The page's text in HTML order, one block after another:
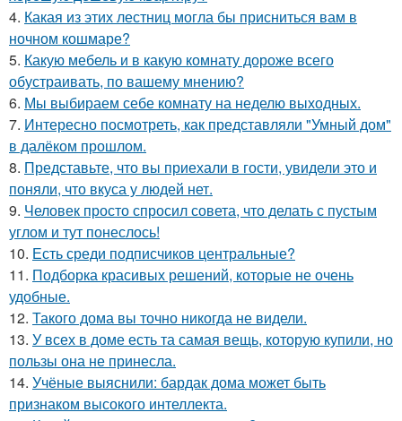
4. Какая из этих лестниц могла бы присниться вам в
ночном кошмаре?
5. Какую мебель и в какую комнату дороже всего
обустраивать, по вашему мнению?
6. Мы выбираем себе комнату на неделю выходных.
7. Интересно посмотреть, как представляли "Умный дом"
в далёком прошлом.
8. Представьте, что вы приехали в гости, увидели это и
поняли, что вкуса у людей нет.
9. Человек просто спросил совета, что делать с пустым
углом и тут понеслось!
10. Есть среди подписчиков центральные?
11. Подборка красивых решений, которые не очень
удобные.
12. Такого дома вы точно никогда не видели.
13. У всех в доме есть та самая вещь, которую купили, но
пользы она не принесла.
14. Учёные выяснили: бардак дома может быть
признаком высокого интеллекта.